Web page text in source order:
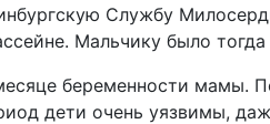
Службу
Мальчику было тогда
беременности мамы.
дети очень уязвимы,